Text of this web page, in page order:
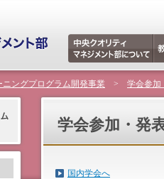
ニングプログラム開発事業 > 学会参加
学会参加・発
国内学会へ